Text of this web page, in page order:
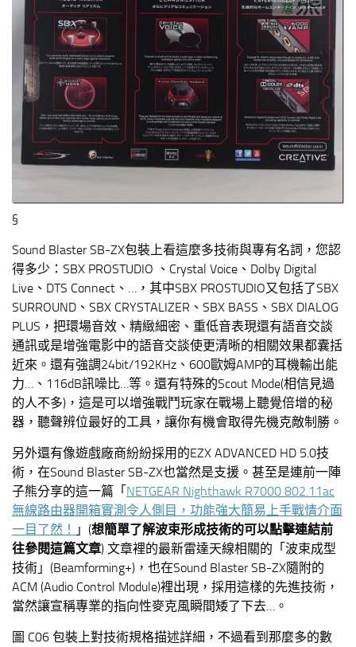
§
Sound Blaster SB-ZX包裝上看這麼多技術與專有名詞，您認
得多少：SBX PROSTUDIO 、Crystal Voice、Dolby Digital
Live、DTS Connect、…，其中SBX PROSTUDIO又包括了SBX
SURROUND、SBX CRYSTALIZER、SBX BASS、SBX DIALOG
PLUS，把環場音效、精緻細密、重低音表現還有語音交談
通訊或是增強電影中的語音交談使更清晰的相關效果都囊括
近來。還有強調24bit/192KHz、600歐姆AMP的耳機輸出能
力…、116dB訊噪比…等。還有特殊的Scout Mode(相信見過
的人不多)，這是可以增強戰鬥玩家在戰場上聽覺倍增的秘
器，聽聲辨位最好的工具，讓你有機會取得先機克敵制勝。
另外還有像遊戲廠商紛紛採用的EZX ADVANCED HD 5.0技
術，在Sound Blaster SB-ZX也當然是支援。甚至是連前一陣
子熊分享的這一篇「NETGEAR Nighthawk R7000 802.11ac
無線路由器開箱實測令人側目，功能強大簡易上手戰情介面
一目了然！ 」(想簡單了解波束形成技術的可以點擊連結前
往參閱這篇文章) 文章裡的最新雷達天線相關的「波束成型
技術」(Beamforming+)，也在Sound Blaster SB-ZX隨附的
ACM (Audio Control Module)裡出現，採用這樣的先進技術，
當然讓宣稱專業的指向性麥克風瞬間矮了下去…。
圖 C06 包裝上對技術規格描述詳細，不過看到那麼多的數